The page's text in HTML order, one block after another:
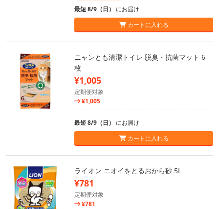
最短 8/9（日） にお届け
カートに入れる
ニャンとも清潔トイレ 脱臭・抗菌マット 6
枚
¥1,005
定期便対象
¥1,005
最短 8/9（日） にお届け
カートに入れる
ライオン ニオイをとるおから砂 5L
¥781
定期便対象
¥781